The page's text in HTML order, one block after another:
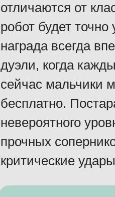
отличаются от
робот будет точно
награда всегда
дуэли, когда
сейчас мальчики
бесплатно.
невероятного
прочных
критические